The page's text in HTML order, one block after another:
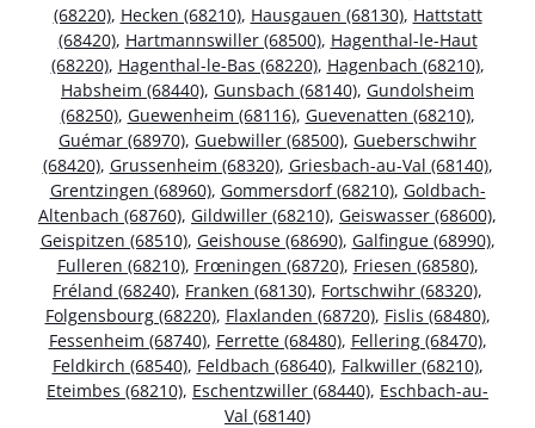
(68220), Hecken (68210), Hausgauen (68130), Hattstatt
(68420), Hartmannswiller (68500), Hagenthal-le-Haut
(68220), Hagenthal-le-Bas (68220), Hagenbach (68210),
Habsheim (68440), Gunsbach (68140), Gundolsheim
(68250), Guewenheim (68116), Guevenatten (68210),
Guémar (68970), Guebwiller (68500), Gueberschwihr
(68420), Grussenheim (68320), Griesbach-au-Val (68140),
Grentzingen (68960), Gommersdorf (68210), Goldbach-
Altenbach (68760), Gildwiller (68210), Geiswasser (68600),
Geispitzen (68510), Geishouse (68690), Galfingue (68990),
Fulleren (68210), Frœningen (68720), Friesen (68580),
Fréland (68240), Franken (68130), Fortschwihr (68320),
Folgensbourg (68220), Flaxlanden (68720), Fislis (68480),
Fessenheim (68740), Ferrette (68480), Fellering (68470),
Feldkirch (68540), Feldbach (68640), Falkwiller (68210),
Eteimbes (68210), Eschentzwiller (68440), Eschbach-au-
Val (68140)